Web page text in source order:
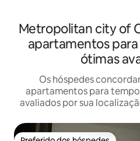
Metropolitan city of
apartamentos
ótimas
Os hóspedes
apartamentos para
avaliados por sua